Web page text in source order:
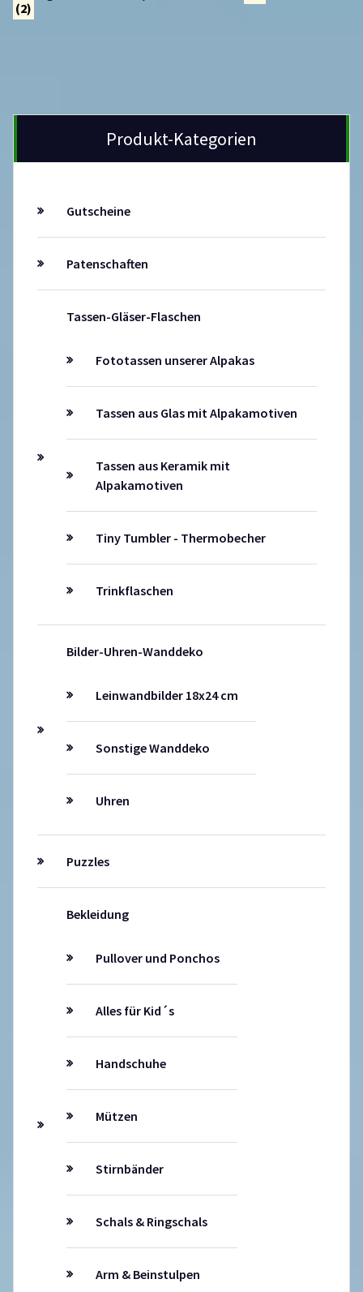
(2)
Produkt-Kategorien
Gutscheine
Patenschaften
Tassen-Gläser-Flaschen
Fototassen unserer Alpakas
Tassen aus Glas mit Alpakamotiven
Tassen aus Keramik mit
Alpakamotiven
Tiny Tumbler - Thermobecher
Trinkflaschen
Bilder-Uhren-Wanddeko
Leinwandbilder 18x24 cm
Sonstige Wanddeko
Uhren
Puzzles
Bekleidung
Pullover und Ponchos
Alles für Kid´s
Handschuhe
Mützen
Stirnbänder
Schals & Ringschals
Arm & Beinstulpen